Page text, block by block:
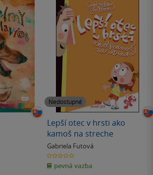
Nedostupné
Lepší otec v hrsti ako
kamoš na streche
Gabriela Futová
0.0
z
5
hvězdiček
pevná vazba